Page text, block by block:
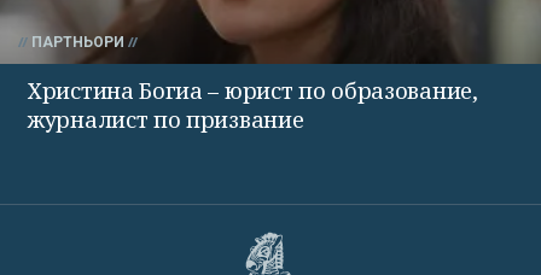
ПАРТНЬОРИ
Христина Богиа – юрист по образование,
журналист по призвание